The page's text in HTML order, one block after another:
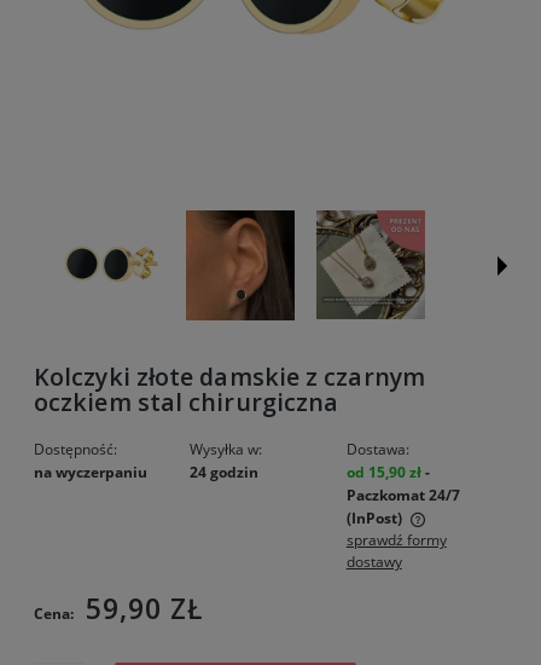
Kolczyki złote damskie z czarnym
oczkiem stal chirurgiczna
Dostępność:
na wyczerpaniu
Wysyłka w:
24 godzin
Dostawa:
od 15,90 zł-
Paczkomat 24/7
(InPost)
Cena nie zawiera ewentualnych kosztów płatności
sprawdź formy
dostawy
Cena: 59,90 ZŁ